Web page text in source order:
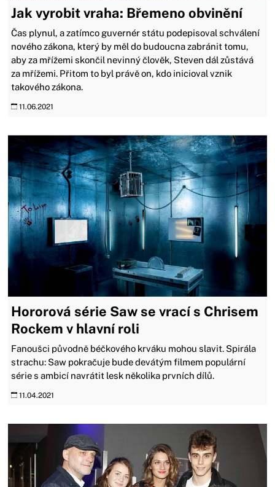
Jak vyrobit vraha: Břemeno obvinění
Čas plynul, a zatímco guvernér státu podepisoval schválení
nového zákona, který by měl do budoucna zabránit tomu,
aby za mřížemi skončil nevinný člověk, Steven dál zůstává
za mřížemi. Přitom to byl právě on, kdo inicioval vznik
takového zákona.
11.06.2021
Hororová série Saw se vrací s Chrisem
Rockem v hlavní roli
Fanoušci původně béčkového krváku mohou slavit. Spirála
strachu: Saw pokračuje bude devátým filmem populární
série s ambicí navrátit lesk několika prvních dílů.
11.04.2021